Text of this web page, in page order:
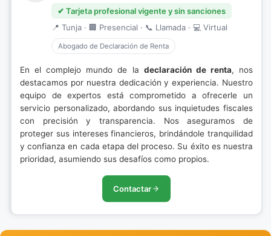
✔ Tarjeta profesional vigente y sin sanciones
📍 Tunja · 🏢 Presencial · 📞 Llamada · 💻 Virtual
Abogado de Declaración de Renta
En el complejo mundo de la declaración de renta, nos
destacamos por nuestra dedicación y experiencia. Nuestro
equipo de expertos está comprometido a ofrecerle un
servicio personalizado, abordando sus inquietudes fiscales
con precisión y transparencia. Nos aseguramos de
proteger sus intereses financieros, brindándole tranquilidad
y confianza en cada etapa del proceso. Su éxito es nuestra
prioridad, asumiendo sus desafíos como propios.
Contactar